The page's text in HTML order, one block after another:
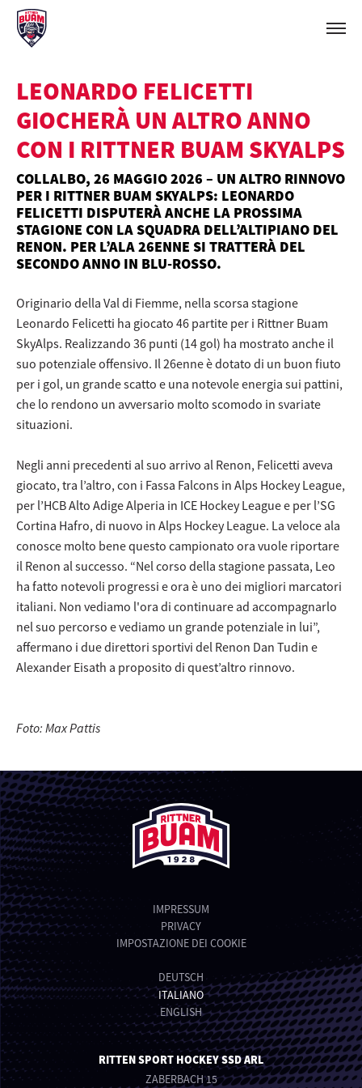
LEONARDO FELICETTI
GIOCHERÀ UN ALTRO ANNO
CON I RITTNER BUAM SKYALPS
COLLALBO, 26 MAGGIO 2026 – UN ALTRO RINNOVO
PER I RITTNER BUAM SKYALPS: LEONARDO
FELICETTI DISPUTERÀ ANCHE LA PROSSIMA
STAGIONE CON LA SQUADRA DELL’ALTIPIANO DEL
RENON. PER L’ALA 26ENNE SI TRATTERÀ DEL
SECONDO ANNO IN BLU-ROSSO.
Originario della Val di Fiemme, nella scorsa stagione
Leonardo Felicetti ha giocato 46 partite per i Rittner Buam
SkyAlps. Realizzando 36 punti (14 gol) ha mostrato anche il
suo potenziale offensivo. Il 26enne è dotato di un buon fiuto
per i gol, un grande scatto e una notevole energia sui pattini,
che lo rendono un avversario molto scomodo in svariate
situazioni.
Negli anni precedenti al suo arrivo al Renon, Felicetti aveva
giocato, tra l’altro, con i Fassa Falcons in Alps Hockey League,
per l’HCB Alto Adige Alperia in ICE Hockey League e per l’SG
Cortina Hafro, di nuovo in Alps Hockey League. La veloce ala
conosce molto bene questo campionato ora vuole riportare
il Renon al successo. “Nel corso della stagione passata, Leo
ha fatto notevoli progressi e ora è uno dei migliori marcatori
italiani. Non vediamo l'ora di continuare ad accompagnarlo
nel suo percorso e vediamo un grande potenziale in lui”,
affermano i due direttori sportivi del Renon Dan Tudin e
Alexander Eisath a proposito di quest’altro rinnovo.
Foto: Max Pattis
IMPRESSUM
PRIVACY
IMPOSTAZIONE DEI COOKIE
DEUTSCH
ITALIANO
ENGLISH
RITTEN SPORT HOCKEY SSD ARL
ZABERBACH 15